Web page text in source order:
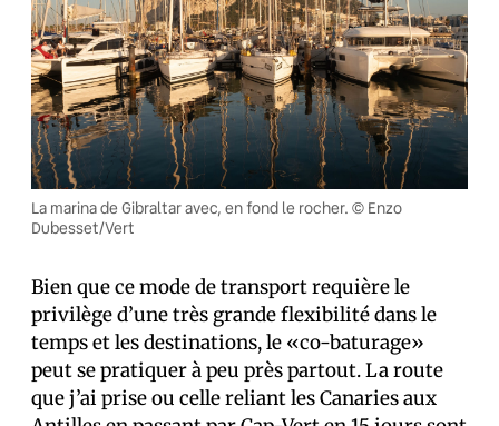
La marina de Gibraltar avec, en fond le rocher. © Enzo
Dubesset/Vert
Bien que ce mode de transport requière le
privilège d’une très grande flexibilité dans le
temps et les destinations, le «co-baturage»
peut se pratiquer à peu près partout. La route
que j’ai prise ou celle reliant les Canaries aux